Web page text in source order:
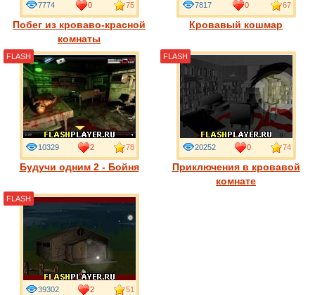
Побег из кроваво-красной
комнаты
7774 0 75
Кровавый кошмар
7817 0 67
Будучи одним 2 - Бойня
10329 2 78
FLASH
Приключения в кровавой
комнате
20252 0 74
FLASH
39302 2 51
FLASH